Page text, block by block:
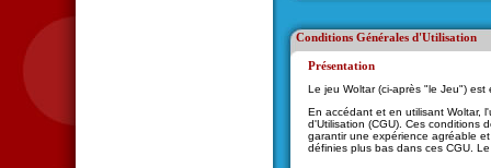
Conditions Générales d'Utilisation
Présentation
Le jeu Woltar (ci-après "le Jeu") est
En accédant et en utilisant Woltar,
d'Utilisation (CGU). Ces conditions
garantir une expérience agréable
définies plus bas dans ces CGU.